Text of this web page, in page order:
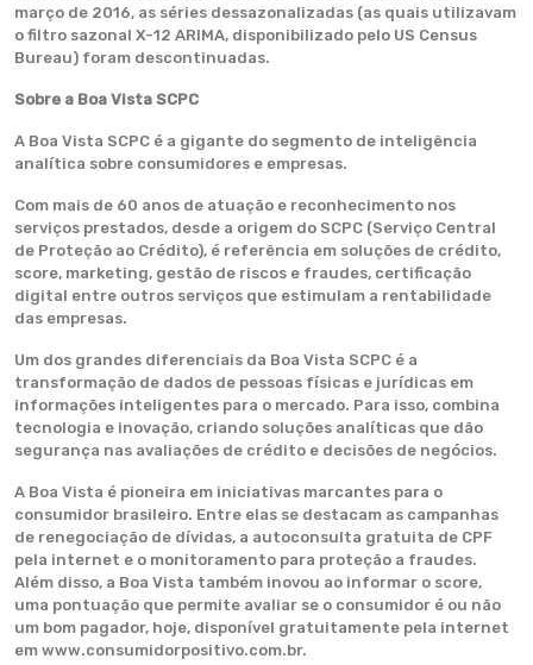
março de 2016, as séries dessazonalizadas (as quais utilizavam
o filtro sazonal X-12 ARIMA, disponibilizado pelo US Census
Bureau) foram descontinuadas.
Sobre a Boa Vista SCPC
A Boa Vista SCPC é a gigante do segmento de inteligência
analítica sobre consumidores e empresas.
Com mais de 60 anos de atuação e reconhecimento nos
serviços prestados, desde a origem do SCPC (Serviço Central
de Proteção ao Crédito), é referência em soluções de crédito,
score, marketing, gestão de riscos e fraudes, certificação
digital entre outros serviços que estimulam a rentabilidade
das empresas.
Um dos grandes diferenciais da Boa Vista SCPC é a
transformação de dados de pessoas físicas e jurídicas em
informações inteligentes para o mercado. Para isso, combina
tecnologia e inovação, criando soluções analíticas que dão
segurança nas avaliações de crédito e decisões de negócios.
A Boa Vista é pioneira em iniciativas marcantes para o
consumidor brasileiro. Entre elas se destacam as campanhas
de renegociação de dívidas, a autoconsulta gratuita de CPF
pela internet e o monitoramento para proteção a fraudes.
Além disso, a Boa Vista também inovou ao informar o score,
uma pontuação que permite avaliar se o consumidor é ou não
um bom pagador, hoje, disponível gratuitamente pela internet
em www.consumidorpositivo.com.br.